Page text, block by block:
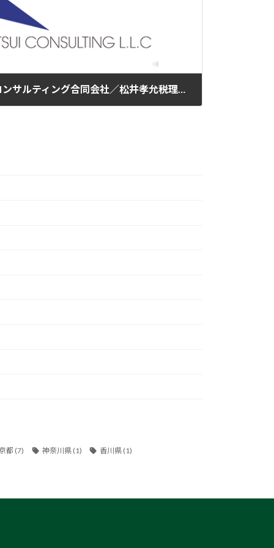
＜大阪府大東市＞ 松井コンサルティング合同会社／松井孝允税理士事務所
都 (7) 神奈川県(1) 香川県 (1)